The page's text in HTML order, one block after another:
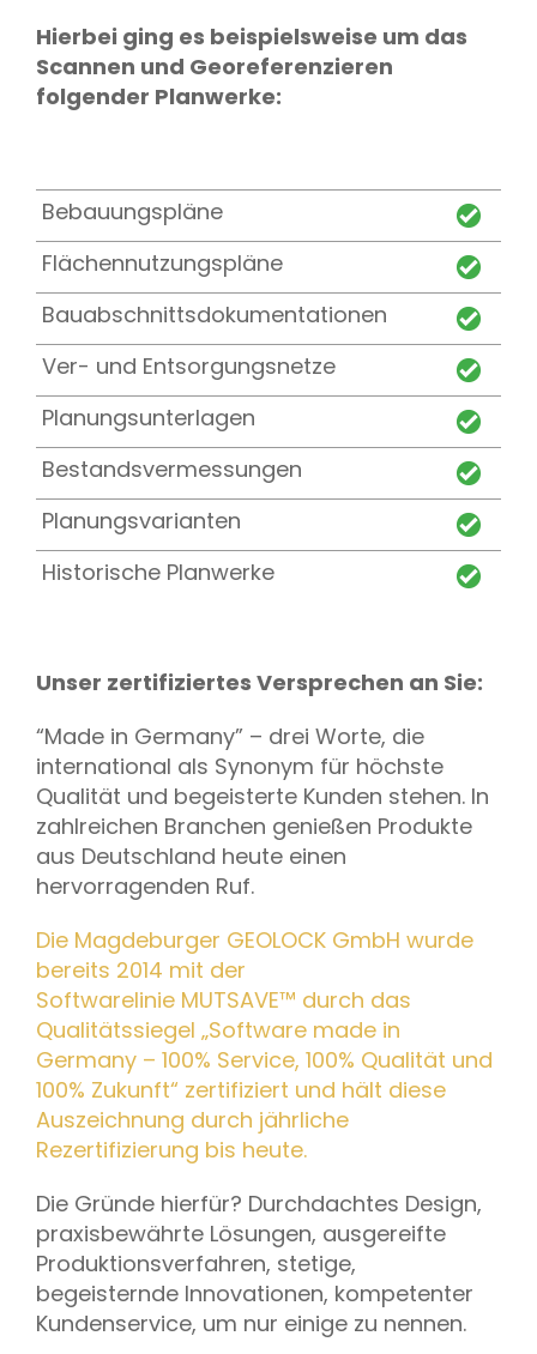
Hierbei ging es beispielsweise um das
Scannen und Georeferenzieren
folgender Planwerke:
Bebauungspläne
Flächennutzungspläne
Bauabschnittsdokumentationen
Ver- und Entsorgungsnetze
Planungsunterlagen
Bestandsvermessungen
Planungsvarianten
Historische Planwerke
Unser zertifiziertes Versprechen an Sie:
“Made in Germany” – drei Worte, die
international als Synonym für höchste
Qualität und begeisterte Kunden stehen. In
zahlreichen Branchen genießen Produkte
aus Deutschland heute einen
hervorragenden Ruf.
Die Magdeburger GEOLOCK GmbH wurde
bereits 2014 mit der
Softwarelinie MUTSAVE™ durch das
Qualitätssiegel „Software made in
Germany – 100% Service, 100% Qualität und
100% Zukunft“ zertifiziert und hält diese
Auszeichnung durch jährliche
Rezertifizierung bis heute.
Die Gründe hierfür? Durchdachtes Design,
praxisbewährte Lösungen, ausgereifte
Produktionsverfahren, stetige,
begeisternde Innovationen, kompetenter
Kundenservice, um nur einige zu nennen.